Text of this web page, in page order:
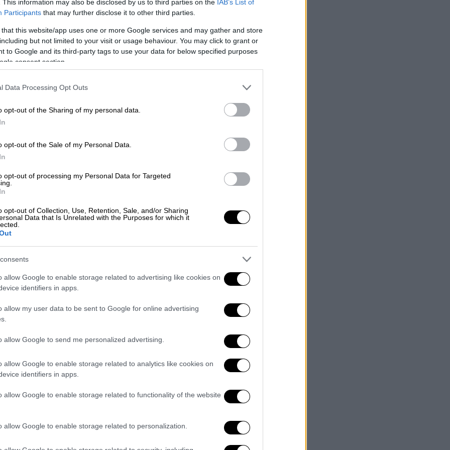
This information may also be disclosed by us to third parties on the IAB’s List of
Participants that may further disclose it to other third parties.
that this website/app uses one or more Google services and may gather and store
but not limited to your visit or usage behaviour. You may click to grant or
to Google and its third-party tags to use your data for below specified purposes
consent section.
Data Processing Opt Outs
opt-out of the Sharing of my personal data.
opt-out of the Sale of my Personal Data.
opt-out of processing my Personal Data for Targeted
opt-out of Collection, Use, Retention, Sale, and/or Sharing
Data that Is Unrelated with the Purposes for which it
allow Google to enable storage related to advertising like cookies on
identifiers in apps.
allow my user data to be sent to Google for online advertising
allow Google to send me personalized advertising.
allow Google to enable storage related to analytics like cookies on
identifiers in apps.
allow Google to enable storage related to functionality of the website
allow Google to enable storage related to personalization.
test
και Παγκάλου, (απέναντι από την
κέντρο του Αγίου Στεφάνου, 09:30-
Περικλέους 22, 09:30-15:00
Β' 12, 09:30-15:00
Αλίμου, 12:00-18:00
απέναντι από την Εκκλησία Αγίου
15:00
1ου ΚΑΠΗ Αλεξιουπόλεως 27, 14:00-
δίπλα στο Κολυμβητήριο του
09:30-15:00
09:00-15:00
138 και Επαύλεως, 09:00-15:00
Καλφοπούλειο Υγειονομικό
ραντεβού-2103626869, 210362869)